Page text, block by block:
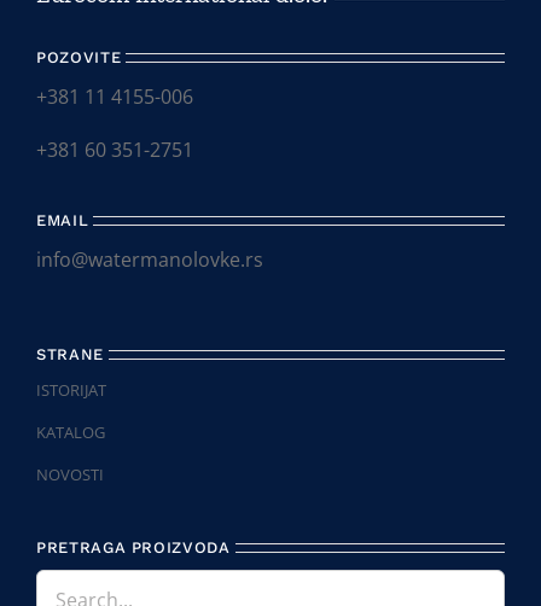
POZOVITE
+381 11 4155-006
+381 60 351-2751
EMAIL
info@watermanolovke.rs
STRANE
ISTORIJAT
KATALOG
NOVOSTI
PRETRAGA PROIZVODA